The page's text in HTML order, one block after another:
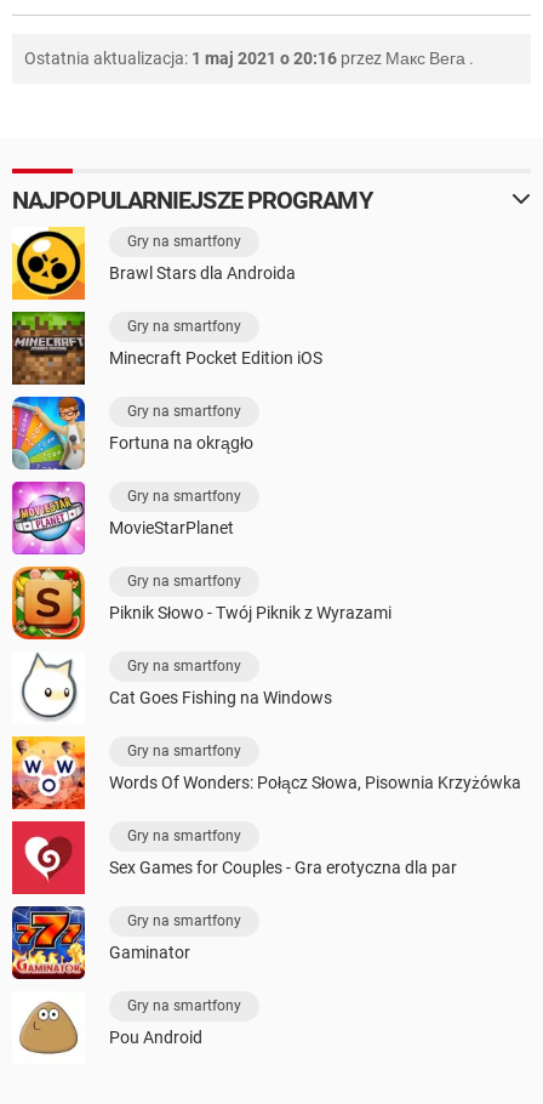
Ostatnia aktualizacja: 1 maj 2021 o 20:16 przez Макс Вега .
NAJPOPULARNIEJSZE PROGRAMY
Gry na smartfony
Brawl Stars dla Androida
Gry na smartfony
Minecraft Pocket Edition iOS
Gry na smartfony
Fortuna na okrągło
Gry na smartfony
MovieStarPlanet
Gry na smartfony
Piknik Słowo - Twój Piknik z Wyrazami
Gry na smartfony
Cat Goes Fishing na Windows
Gry na smartfony
Words Of Wonders: Połącz Słowa, Pisownia Krzyżówka
Gry na smartfony
Sex Games for Couples - Gra erotyczna dla par
Gry na smartfony
Gaminator
Gry na smartfony
Pou Android